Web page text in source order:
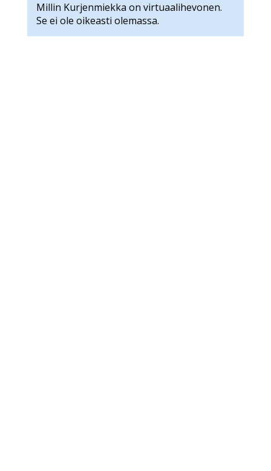
Millin Kurjenmiekka on virtuaalihevonen.
Se ei ole oikeasti olemassa.